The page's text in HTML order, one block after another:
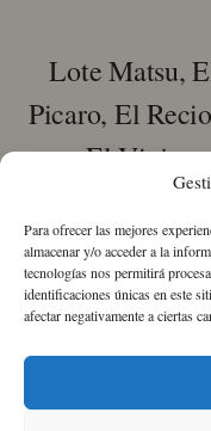
Para ofrecer las mejores
almacenar y/o acceder a la
tecnologías nos permitirá
identificaciones únicas en este
afectar negativamente a ciertas
Lote Matsu,
Picaro, El
El Viejo
precio
original
era:
Incluido
Lote
Matsu,
Recio